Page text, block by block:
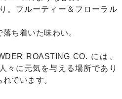
。フルーティー＆フローラル
ち着いた味わい。
ROASTING CO. には、
々に元気を与える場所であり
ています。